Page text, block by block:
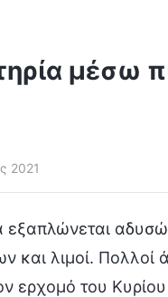
μέσω
2021
και λιμοί. Πολλοί
ερχομό του